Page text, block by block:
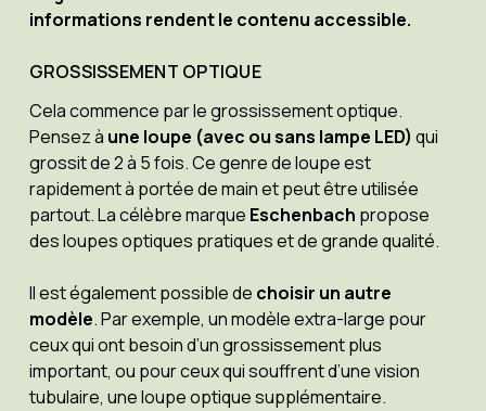
informations rendent le contenu accessible.
GROSSISSEMENT OPTIQUE
Cela commence par le grossissement optique.
Pensez à une loupe (avec ou sans lampe LED) qui
grossit de 2 à 5 fois. Ce genre de loupe est
rapidement à portée de main et peut être utilisée
partout. La célèbre marque Eschenbach propose
des loupes optiques pratiques et de grande qualité.
Il est également possible de choisir un autre
modèle. Par exemple, un modèle extra-large pour
ceux qui ont besoin d’un grossissement plus
important, ou pour ceux qui souffrent d’une vision
tubulaire, une loupe optique supplémentaire.